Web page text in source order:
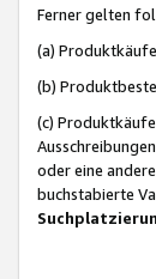
Ferner gelten
(a)
(b)
(c)
oder eine
buchstabierte